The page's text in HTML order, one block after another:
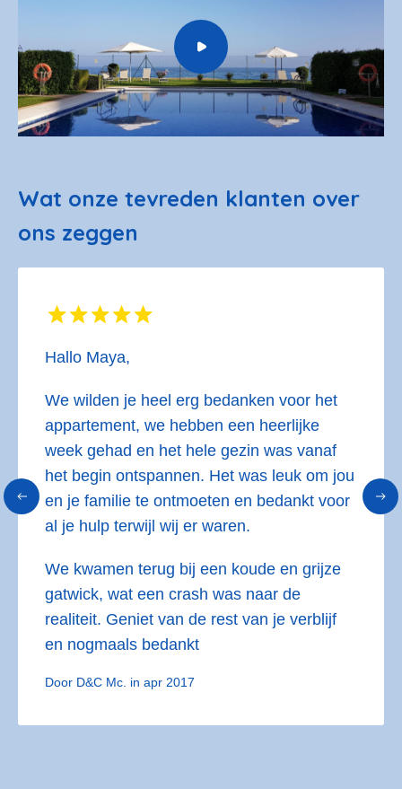
Wat onze tevreden klanten over
ons zeggen
Hallo Maya,
We wilden je heel erg bedanken voor het
appartement, we hebben een heerlijke
week gehad en het hele gezin was vanaf
het begin ontspannen. Het was leuk om jou
en je familie te ontmoeten en bedankt voor
al je hulp terwijl wij er waren.
We kwamen terug bij een koude en grijze
gatwick, wat een crash was naar de
realiteit. Geniet van de rest van je verblijf
en nogmaals bedankt
Door D&C Mc. in apr 2017